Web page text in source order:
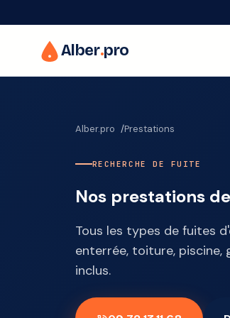
Alber.pro
Alber.pro Prestations
RECHERCHE DE FUITE
Nos prestations
Tous les types de fuites
enterrée, toiture, piscine,
inclus.